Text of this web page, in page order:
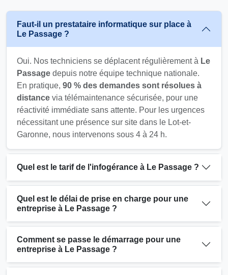
Faut-il un prestataire informatique sur place à
Le Passage ?
Oui. Nos techniciens se déplacent régulièrement à Le
Passage depuis notre équipe technique nationale.
En pratique, 90 % des demandes sont résolues à
distance via télémaintenance sécurisée, pour une
réactivité immédiate sans attente. Pour les urgences
nécessitant une présence sur site dans le Lot-et-
Garonne, nous intervenons sous 4 à 24 h.
Quel est le tarif de l'infogérance à Le Passage ?
Quel est le délai de prise en charge pour une
entreprise à Le Passage ?
Comment se passe le démarrage pour une
entreprise à Le Passage ?